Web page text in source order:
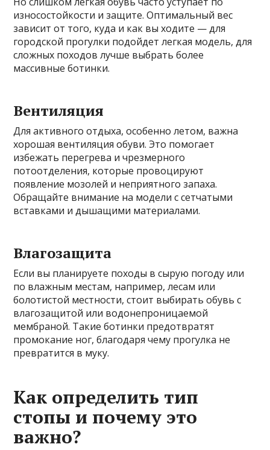
износостойкости и защите. Оптимальный вес
зависит от того, куда и как вы ходите — для
городской прогулки подойдет легкая модель, для
сложных походов лучше выбрать более
массивные ботинки.
Вентиляция
Для активного отдыха, особенно летом, важна
хорошая вентиляция обуви. Это помогает
избежать перегрева и чрезмерного
потоотделения, которые провоцируют
появление мозолей и неприятного запаха.
Обращайте внимание на модели с сетчатыми
вставками и дышащими материалами.
Влагозащита
Если вы планируете походы в сырую погоду или
по влажным местам, например, лесам или
болотистой местности, стоит выбирать обувь с
влагозащитой или водонепроницаемой
мембраной. Такие ботинки предотвратят
промокание ног, благодаря чему прогулка не
превратится в муку.
Как определить тип
стопы и почему это
важно?